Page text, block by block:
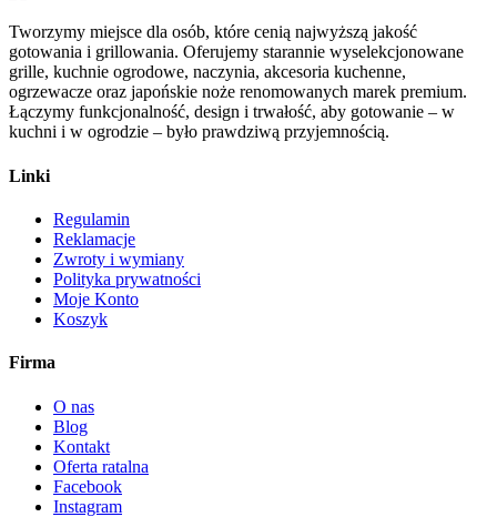
Tworzymy miejsce dla osób, które cenią najwyższą jakość
gotowania i grillowania. Oferujemy starannie wyselekcjonowane
grille, kuchnie ogrodowe, naczynia, akcesoria kuchenne,
ogrzewacze oraz japońskie noże renomowanych marek premium.
Łączymy funkcjonalność, design i trwałość, aby gotowanie – w
kuchni i w ogrodzie – było prawdziwą przyjemnością.
Linki
Regulamin
Reklamacje
Zwroty i wymiany
Polityka prywatności
Moje Konto
Koszyk
Firma
O nas
Blog
Kontakt
Oferta ratalna
Facebook
Instagram